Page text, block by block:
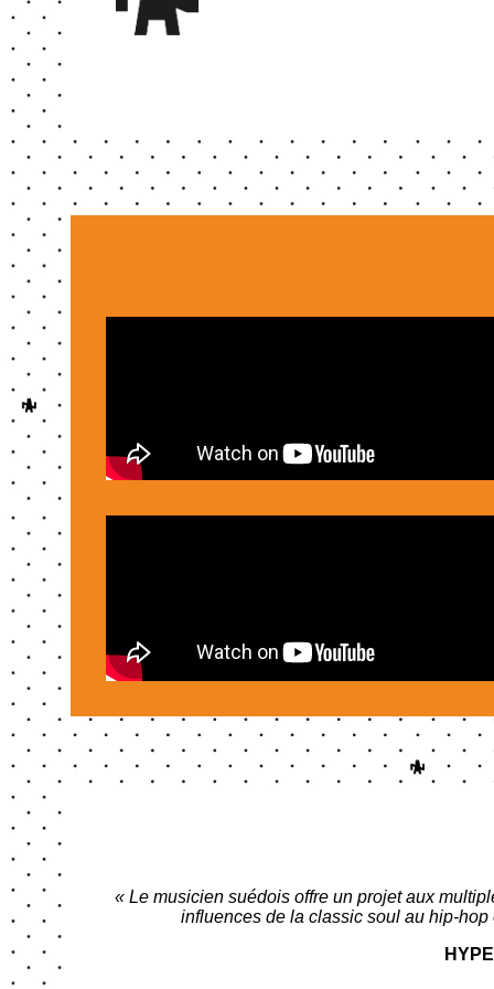
« Le musicien suédois offre un projet aux
influences de la classic soul au hip-